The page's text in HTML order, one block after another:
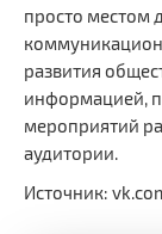
просто местом
развития
информацией,
мероприятий
аудитории.
Источник: